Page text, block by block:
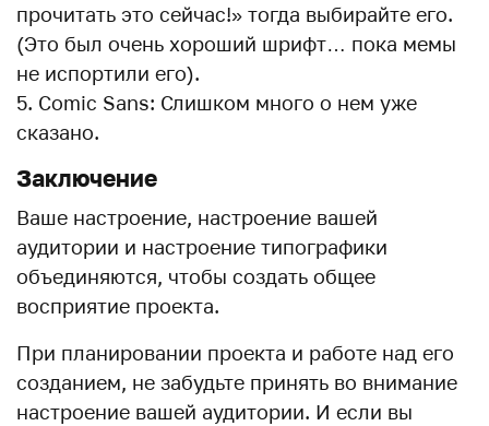
прочитать это сейчас!» тогда выбирайте его.
(Это был очень хороший шрифт… пока мемы
не испортили его).
Comic Sans: Слишком много о нем уже
сказано.
Заключение
Ваше настроение, настроение вашей
аудитории и настроение типографики
объединяются, чтобы создать общее
восприятие проекта.
При планировании проекта и работе над его
созданием, не забудьте принять во внимание
настроение вашей аудитории. И если вы